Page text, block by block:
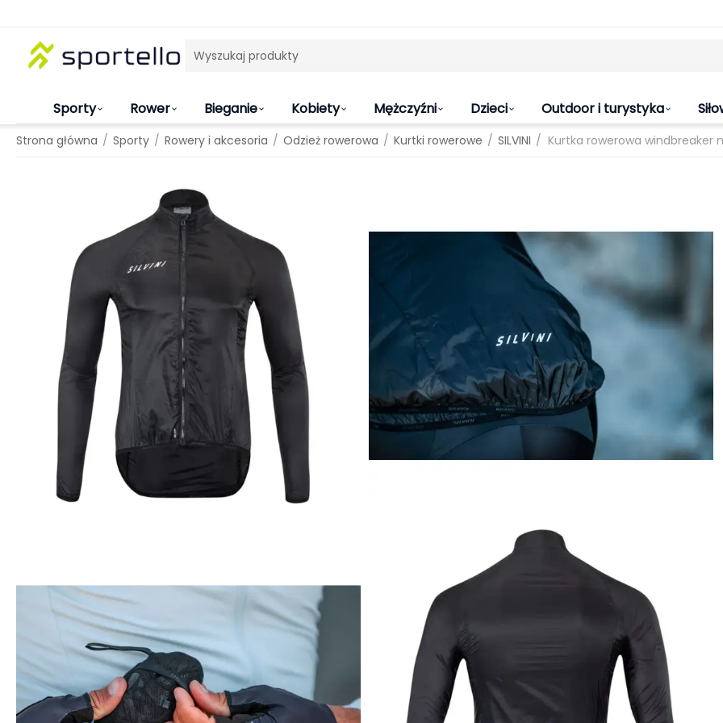
Sporty Rower Bieganie Kobiety Mężczyźni Dzieci Outdoor i turystyka
Strona główna / Sporty / Rowery i akcesoria / Odzież rowerowa / Kurtki rowerowe / SILVINI / Kurtka rowerowa windbreaker